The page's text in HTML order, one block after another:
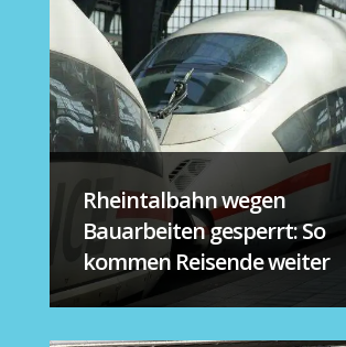
Rheintalbahn wegen
Bauarbeiten gesperrt: So
kommen Reisende weiter